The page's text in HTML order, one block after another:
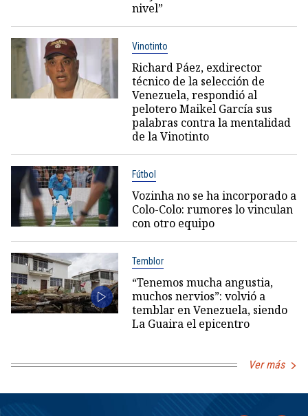
nivel”
Vinotinto
Richard Páez, exdirector
técnico de la selección de
Venezuela, respondió al
pelotero Maikel García sus
palabras contra la mentalidad
de la Vinotinto
Fútbol
Vozinha no se ha incorporado a
Colo-Colo: rumores lo vinculan
con otro equipo
Temblor
“Tenemos mucha angustia,
muchos nervios”: volvió a
temblar en Venezuela, siendo
La Guaira el epicentro
Ver más